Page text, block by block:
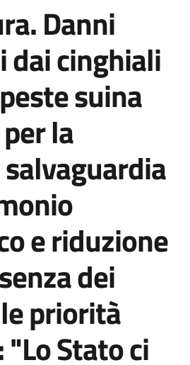
Danni
dai cinghiali
suina
la
e riduzione
dei
priorità
Stato ci